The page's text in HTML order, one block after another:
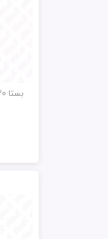
بستا 20% SL آلمان باسف 5lit